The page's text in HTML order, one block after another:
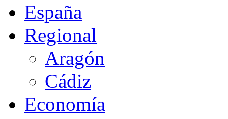
España
Regional
Aragón
Cádiz
Economía